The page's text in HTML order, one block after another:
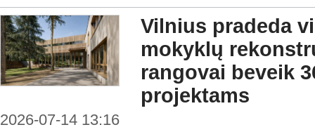
Vilnius pradeda
mokyklų
rangovai beveik
projektams
2026-07-14 13:16